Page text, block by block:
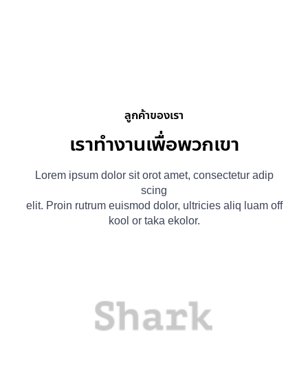
ลูกค้าของเรา
เราทำงานเพื่อพวกเขา
Lorem ipsum dolor sit orot amet, consectetur adip
scing
elit. Proin rutrum euismod dolor, ultricies aliq luam off
kool or taka ekolor.